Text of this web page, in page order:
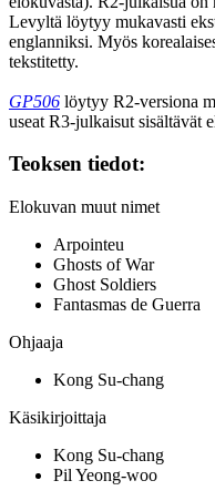
Levyltä löytyy mukavasti
englanniksi. Myös
tekstitetty.
GP506 löytyy R2-versiona
useat R3-julkaisut sisältävät
Teoksen tiedot:
Elokuvan muut nimet
Arpointeu
Ghosts of War
Ghost Soldiers
Fantasmas de Guerra
Ohjaaja
Kong Su-chang
Käsikirjoittaja
Kong Su-chang
Pil Yeong-woo